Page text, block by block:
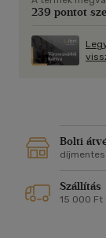
mesélő mód és
239 pontot
Bolti
díjmentes
Szállítás
15 000